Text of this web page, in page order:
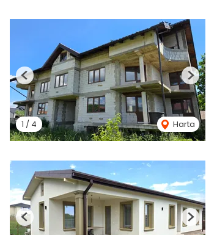
1 / 4 Harta
Previous Next
Previous Next